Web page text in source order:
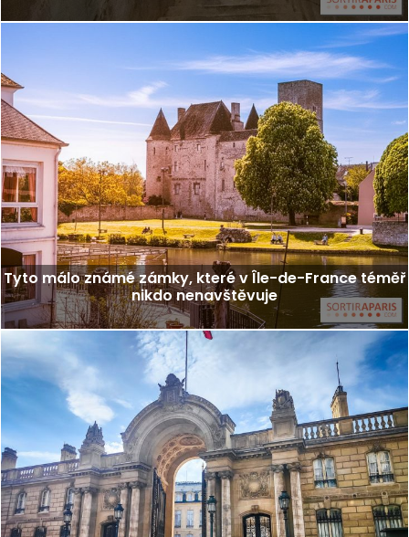
Tyto málo známé zámky, které v Île-de-France téměř
nikdo nenavštěvuje